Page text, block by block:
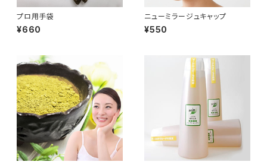
プロ用手袋
¥660
ニューミラージュキャップ
¥550